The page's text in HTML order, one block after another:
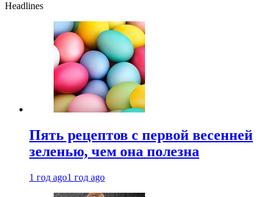
Headlines
Пять рецептов с первой весенней
зеленью, чем она полезна
1 год ago1 год ago